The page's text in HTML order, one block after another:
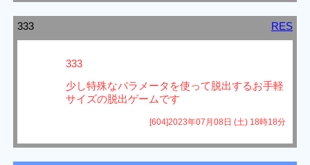
333 RES
333
少し特殊なパラメータを使って脱出するお手軽
サイズの脱出ゲームです
[604]2023年07月08日 (土) 18時18分